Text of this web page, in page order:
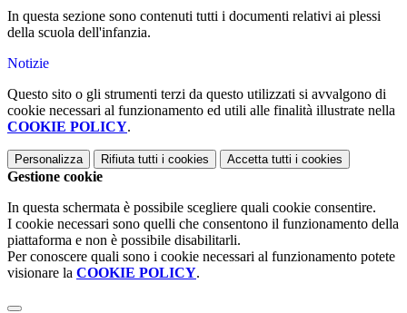
In questa sezione sono contenuti tutti i documenti relativi ai plessi
della scuola dell'infanzia.
Notizie
Questo sito o gli strumenti terzi da questo utilizzati si avvalgono di
cookie necessari al funzionamento ed utili alle finalità illustrate nella
COOKIE POLICY.
Personalizza Rifiuta tutti i cookies Accetta tutti i cookies
Gestione cookie
In questa schermata è possibile scegliere quali cookie consentire.
I cookie necessari sono quelli che consentono il funzionamento della
piattaforma e non è possibile disabilitarli.
Per conoscere quali sono i cookie necessari al funzionamento potete
visionare la COOKIE POLICY.